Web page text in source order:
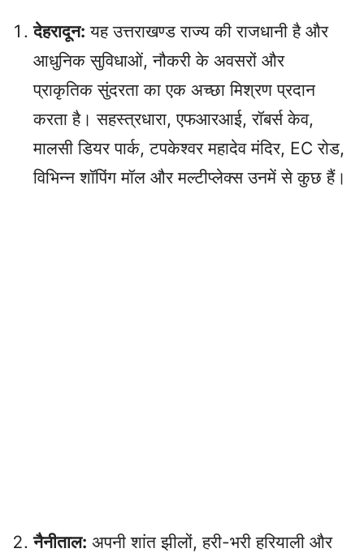
देहरादून: यह उत्तराखण्ड राज्य की राजधानी है और
आधुनिक सुविधाओं, नौकरी के अवसरों और
प्राकृतिक सुंदरता का एक अच्छा मिश्रण प्रदान
करता है। सहस्त्रधारा, एफआरआई, रॉबर्स केव,
मालसी डियर पार्क, टपकेश्वर महादेव मंदिर, EC रोड,
विभिन्न शॉपिंग मॉल और मल्टीप्लेक्स उनमें से कुछ हैं।
नैनीताल: अपनी शांत झीलों, हरी-भरी हरियाली और